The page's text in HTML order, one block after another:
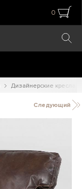
0
Дизайнерские кресла
Следующий